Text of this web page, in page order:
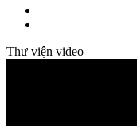
Thư viện video